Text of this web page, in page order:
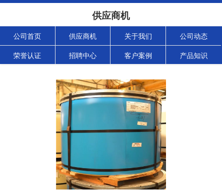
供应商机
公司首页 供应商机 关于我们 公司动态
荣誉认证 招聘中心 客户案例 产品知识